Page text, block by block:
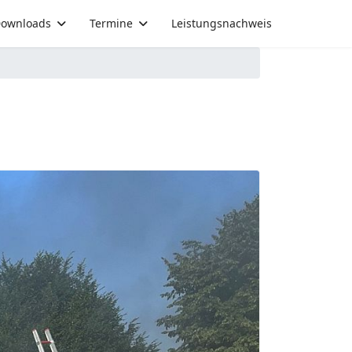
Termine Leistungsnachweis
erschwert die Einsatzmaßnahmen.